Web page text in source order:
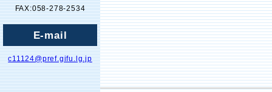
FAX:058-278-2534
E-mail
c11124@pref.gifu.lg.jp